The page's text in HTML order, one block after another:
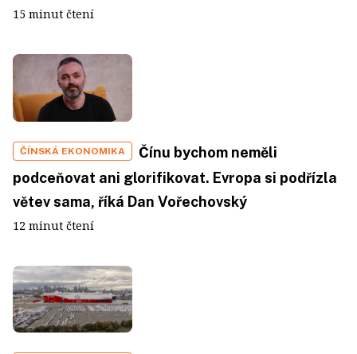
15 minut čtení
ČÍNSKÁ EKONOMIKA
Čínu bychom neměli
podceňovat ani glorifikovat. Evropa si podřízla
větev sama, říká Dan Vořechovský
12 minut čtení